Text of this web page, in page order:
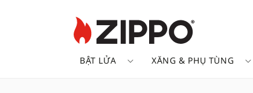
BẬT LỬA XĂNG & PHỤ TÙNG